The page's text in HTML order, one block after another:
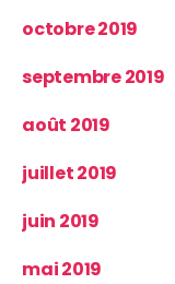
octobre 2019
septembre 2019
août 2019
juillet 2019
juin 2019
mai 2019